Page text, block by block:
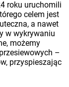
roku uruchomili
celem jest
a nawet
w wykrywaniu
możemy
–
przyspieszając